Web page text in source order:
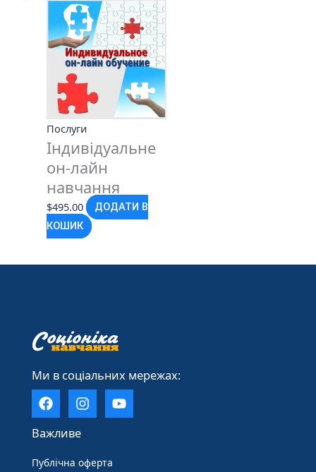
Послуги
Індивідуальне
он-лайн
навчання
$495.00
ДОДАТИ В
КОШИК
Ми в соціальних мережах:
Важливе
Публічна оферта